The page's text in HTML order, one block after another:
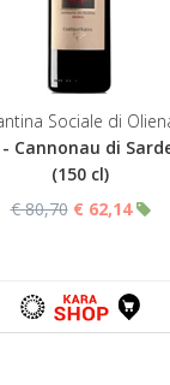
Sociale di
Cannonau di
(150 cl)
€ 80,70 € 62,14